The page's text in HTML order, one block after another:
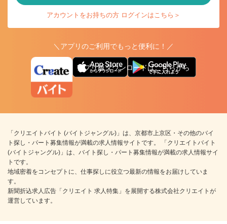
アカウントをお持ちの方 ログインはこちら＞
＼アプリのご利用でもっと便利に！／
アプリ版ダウンロードはこちらから
「クリエイトバイト (バイトジャングル)」は、京都市上京区・その他のバイ
ト探し・パート募集情報が満載の求人情報サイトです。 「クリエイトバイト
(バイトジャングル)」は、バイト探し・パート募集情報が満載の求人情報サイ
トです。
地域密着をコンセプトに、仕事探しに役立つ最新の情報をお届けしていま
す。
新聞折込求人広告「クリエイト 求人特集」を展開する株式会社クリエイトが
運営しています。